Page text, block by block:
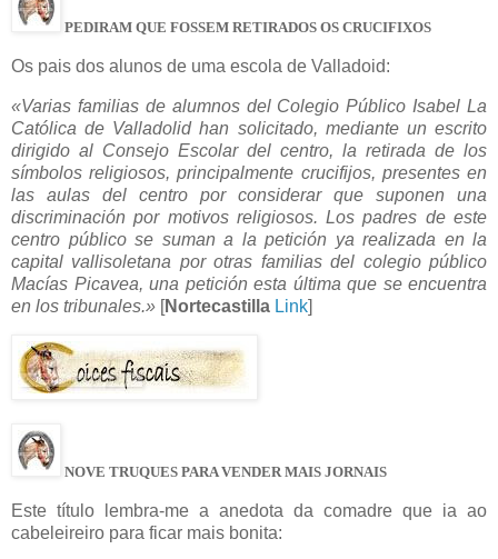
PEDIRAM QUE FOSSEM RETIRADOS OS CRUCIFIXOS
Os pais dos alunos de uma escola de Valladoid:
«Varias familias de alumnos del Colegio Público Isabel La
Católica de Valladolid han solicitado, mediante un escrito
dirigido al Consejo Escolar del centro, la retirada de los
símbolos religiosos, principalmente crucifijos, presentes en
las aulas del centro por considerar que suponen una
discriminación por motivos religiosos. Los padres de este
centro público se suman a la petición ya realizada en la
capital vallisoletana por otras familias del colegio público
Macías Picavea, una petición esta última que se encuentra
en los tribunales.» [Nortecastilla Link]
NOVE TRUQUES PARA VENDER MAIS JORNAIS
Este título lembra-me a anedota da comadre que ia ao
cabeleireiro para ficar mais bonita: